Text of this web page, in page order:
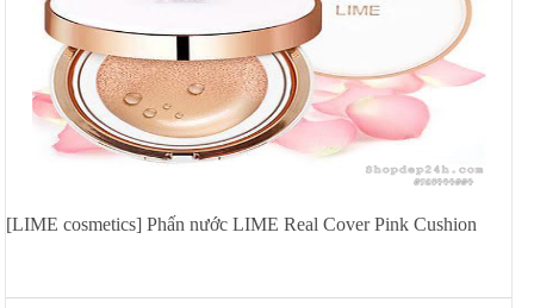
[LIME cosmetics] Phấn nước LIME Real Cover Pink Cushion